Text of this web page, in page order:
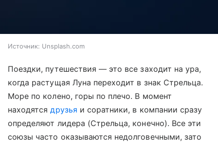
Источник: Unsplash.com
Поездки, путешествия — это все заходит на ура,
когда растущая Луна переходит в знак Стрельца.
Море по колено, горы по плечо. В момент
находятсядрузья и соратники, в компании сразу
определяют лидера (Стрельца, конечно). Все эти
союзы часто оказываются недолговечными, зато